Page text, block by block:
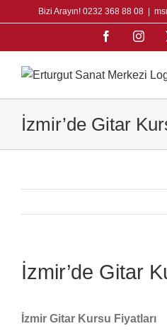
to
Bizi Arayın! 0232 368 88 08
Facebook
İzmir’de Gitar
İzmir’de Gitar
İzmir Gitar Kursu Fiyatları